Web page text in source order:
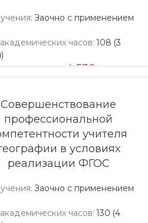
: Заочно с применением
часов: 108 (3
4 536
Совершенствование
профессиональной
учителя
в условиях
реализации ФГОС
: Заочно с применением
часов: 130 (4